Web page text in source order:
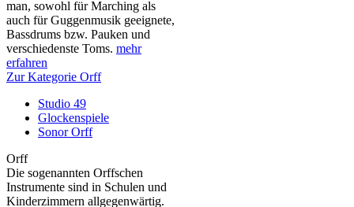
man, sowohl für Marching als
auch für Guggenmusik geeignete,
Bassdrums bzw. Pauken und
verschiedenste Toms. mehr
erfahren
Zur Kategorie Orff
Studio 49
Glockenspiele
Sonor Orff
Orff
Die sogenannten Orffschen
Instrumente sind in Schulen und
Kinderzimmern allgegenwärtig.